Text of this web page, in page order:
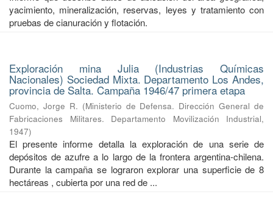
yacimiento, mineralización, reservas, leyes y tratamiento con
pruebas de cianuración y flotación.
Exploración mina Julia (Industrias Químicas
Nacionales) Sociedad Mixta. Departamento Los Andes,
provincia de Salta. Campaña 1946/47 primera etapa
Cuomo, Jorge R. (Ministerio de Defensa. Dirección General de
Fabricaciones Militares. Departamento Movilización Industrial,
1947)
El presente informe detalla la exploración de una serie de
depósitos de azufre a lo largo de la frontera argentina-chilena.
Durante la campaña se lograron explorar una superficie de 8
hectáreas , cubierta por una red de ...